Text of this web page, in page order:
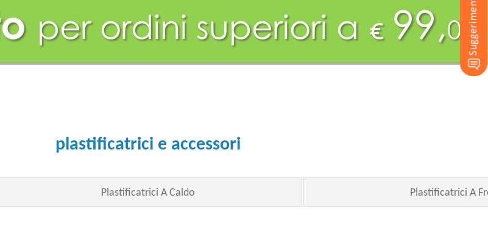
plastificatrici e accessori
Plastificatrici A Caldo Plastificatrici A